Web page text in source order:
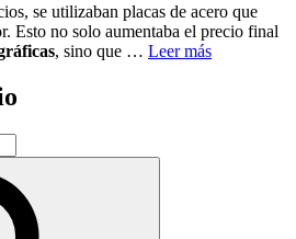
se utilizaban placas de acero que
Esto no solo aumentaba el precio final
, sino que … Leer más